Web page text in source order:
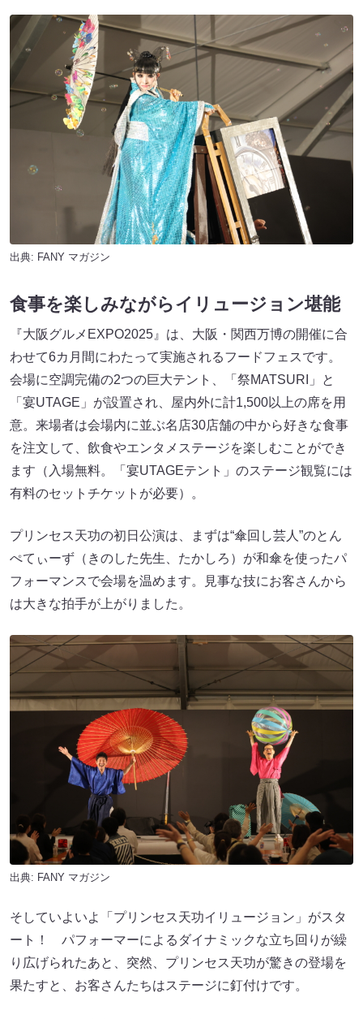
出典: FANY マガジン
食事を楽しみながらイリュージョン堪能
『大阪グルメEXPO2025』は、大阪・関西万博の開催に合
わせて6カ月間にわたって実施されるフードフェスです。
会場に空調完備の2つの巨大テント、「祭MATSURI」と
「宴UTAGE」が設置され、屋内外に計1,500以上の席を用
意。来場者は会場内に並ぶ名店30店舗の中から好きな食事
を注文して、飲食やエンタメステージを楽しむことができ
ます（入場無料。「宴UTAGEテント」のステージ観覧には
有料のセットチケットが必要）。
プリンセス天功の初日公演は、まずは“傘回し芸人”のとん
ぺてぃーず（きのした先生、たかしろ）が和傘を使ったパ
フォーマンスで会場を温めます。見事な技にお客さんから
は大きな拍手が上がりました。
出典: FANY マガジン
そしていよいよ「プリンセス天功イリュージョン」がスタ
ート！ パフォーマーによるダイナミックな立ち回りが繰
り広げられたあと、突然、プリンセス天功が驚きの登場を
果たすと、お客さんたちはステージに釘付けです。